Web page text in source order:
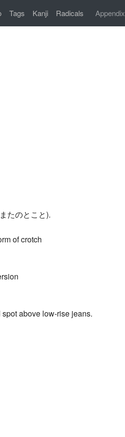
Tags Kanji Radicals Appendix
たのとこと).
of crotch
above low-rise jeans.